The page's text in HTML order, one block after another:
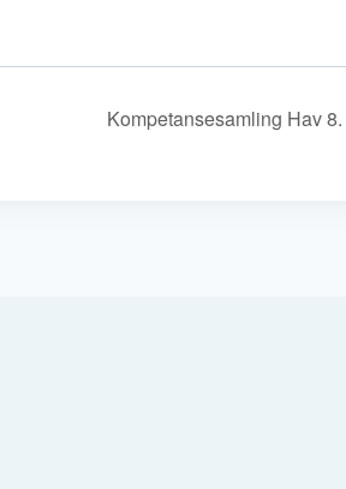
Kompetansesamling Hav